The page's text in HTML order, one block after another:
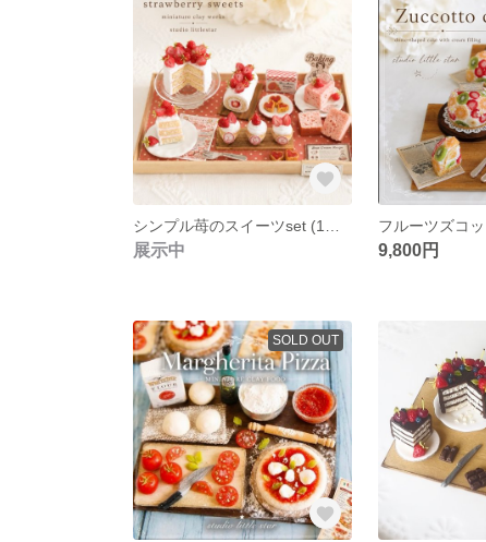
展示中 9,800円
SOLD OUT